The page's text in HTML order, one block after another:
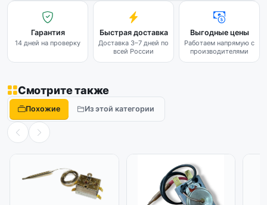
Гарантия
14 дней на проверку
Быстрая доставка
Доставка 3–7 дней по
всей России
Выгодные цены
Работаем напрямую с
производителями
Смотрите также
Похожие Из этой категории